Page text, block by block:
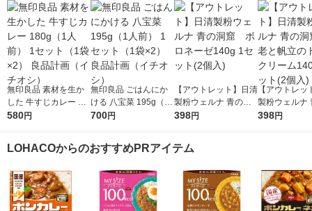
無印良品 素材を生か
した 牛すじカレー 18
0g（1人前） 1セット
580円
無印良品 ごはんにか
ける 八宝菜 195g（1
人前） 1セット（1袋×
700円
【アウトレット】日清
製粉ウェルナ 青の洞
窟 ボロネーゼ140g
398円
【アウトレッ
製粉ウェルナ
窟 海老と帆
398円
LOHACOからのおすすめPRアイテム